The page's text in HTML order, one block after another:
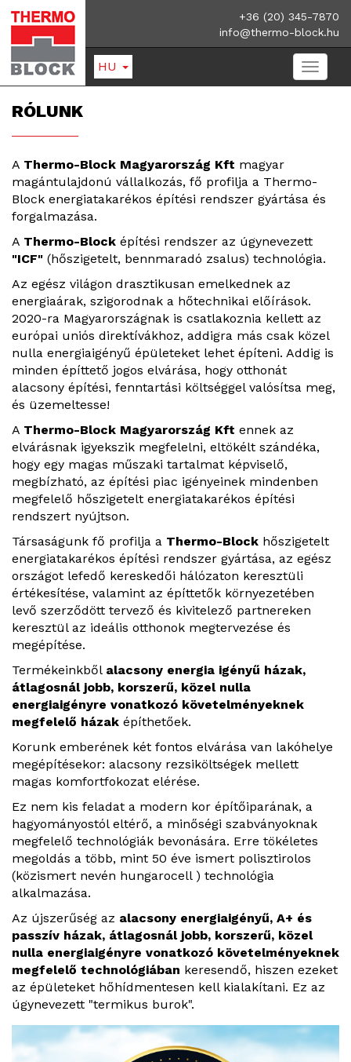
+36 (20) 345-7870
info@thermo-block.hu
HU
RÓLUNK
A Thermo-Block Magyarország Kft magyar
magántulajdonú vállalkozás, fő profilja a Thermo-
Block energiatakarékos építési rendszer gyártása és
forgalmazása.
A Thermo-Block építési rendszer az úgynevezett
"ICF" (hőszigetelt, bennmaradó zsalus) technológia.
Az egész világon drasztikusan emelkednek az
energiaárak, szigorodnak a hőtechnikai előírások.
2020-ra Magyarországnak is csatlakoznia kellett az
európai uniós direktívákhoz, addigra más csak közel
nulla energiaigényű épületeket lehet építeni. Addig is
minden építtető jogos elvárása, hogy otthonát
alacsony építési, fenntartási költséggel valósítsa meg,
és üzemeltesse!
A Thermo-Block Magyarország Kft ennek az
elvárásnak igyekszik megfelelni, eltökélt szándéka,
hogy egy magas műszaki tartalmat képviselő,
megbízható, az építési piac igényeinek mindenben
megfelelő hőszigetelt energiatakarékos építési
rendszert nyújtson.
Társaságunk fő profilja a Thermo-Block hőszigetelt
energiatakarékos építési rendszer gyártása, az egész
országot lefedő kereskedői hálózaton keresztüli
értékesítése, valamint az építtetők környezetében
levő szerződött tervező és kivitelező partnereken
keresztül az ideális otthonok megtervezése és
megépítése.
Termékeinkből alacsony energia igényű házak,
átlagosnál jobb, korszerű, közel nulla
energiaigényre vonatkozó követelményeknek
megfelelő házak építhetőek.
Korunk emberének két fontos elvárása van lakóhelye
megépítésekor: alacsony rezsiköltségek mellett
magas komfortfokozat elérése.
Ez nem kis feladat a modern kor építőiparának, a
hagyományostól eltérő, a minőségi szabványoknak
megfelelő technológiák bevonására. Erre tökéletes
megoldás a több, mint 50 éve ismert polisztirolos
(közismert nevén hungarocell ) technológia
alkalmazása.
Az újszerűség az alacsony energiaigényű, A+ és
passzív házak, átlagosnál jobb, korszerű, közel
nulla energiaigényre vonatkozó követelményeknek
megfelelő technológiában keresendő, hiszen ezeket
az épületeket hőhídmentesen kell kialakítani. Ez az
úgynevezett "termikus burok".